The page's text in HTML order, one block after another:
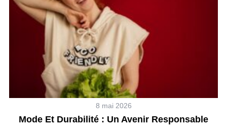
8 mai 2026
Mode Et Durabilité : Un Avenir Responsable